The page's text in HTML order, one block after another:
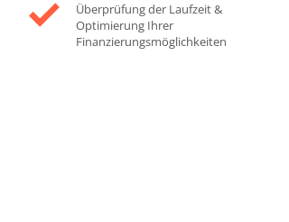
Überprüfung der Laufzeit &
Optimierung Ihrer
Finanzierungsmöglichkeiten